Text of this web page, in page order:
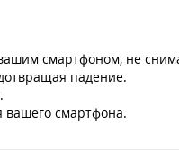
смартфоном, не
падение.
вашего смартфона.